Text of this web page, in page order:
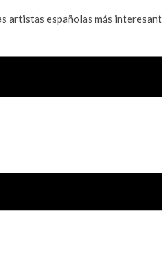
artistas españolas más